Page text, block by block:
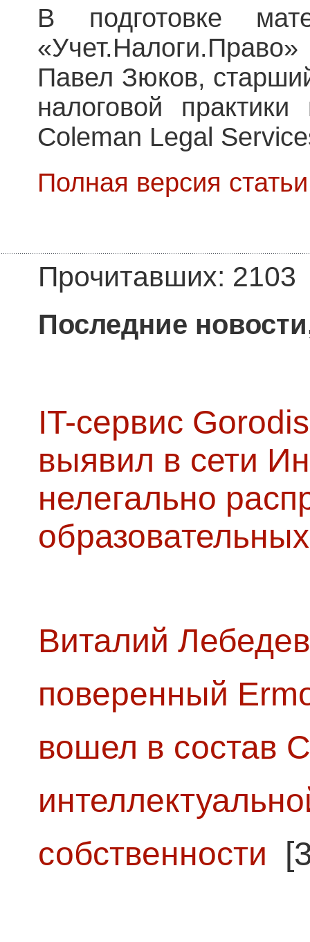
В подготовке
Павел Зюков,
налоговой
Coleman Legal
Полная версия
Прочитавших: 2103
Последние
IT-сервис
выявил в сети
нелегально
Виталий
поверенный
вошел в состав
собственности